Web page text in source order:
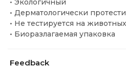
• Экологичный
• Дерматологически
• Не тестируется на животных
• Биоразлагаемая упаковка
Feedback